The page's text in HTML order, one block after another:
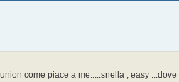
come piace a me.....snella , easy